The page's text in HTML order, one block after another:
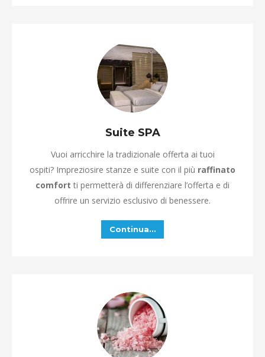
Suite SPA
Vuoi arricchire la tradizionale offerta ai tuoi
ospiti? Impreziosire stanze e suite con il più raffinato
comfort ti permetterà di differenziare l’offerta e di
offrire un servizio esclusivo di benessere.
Continua…